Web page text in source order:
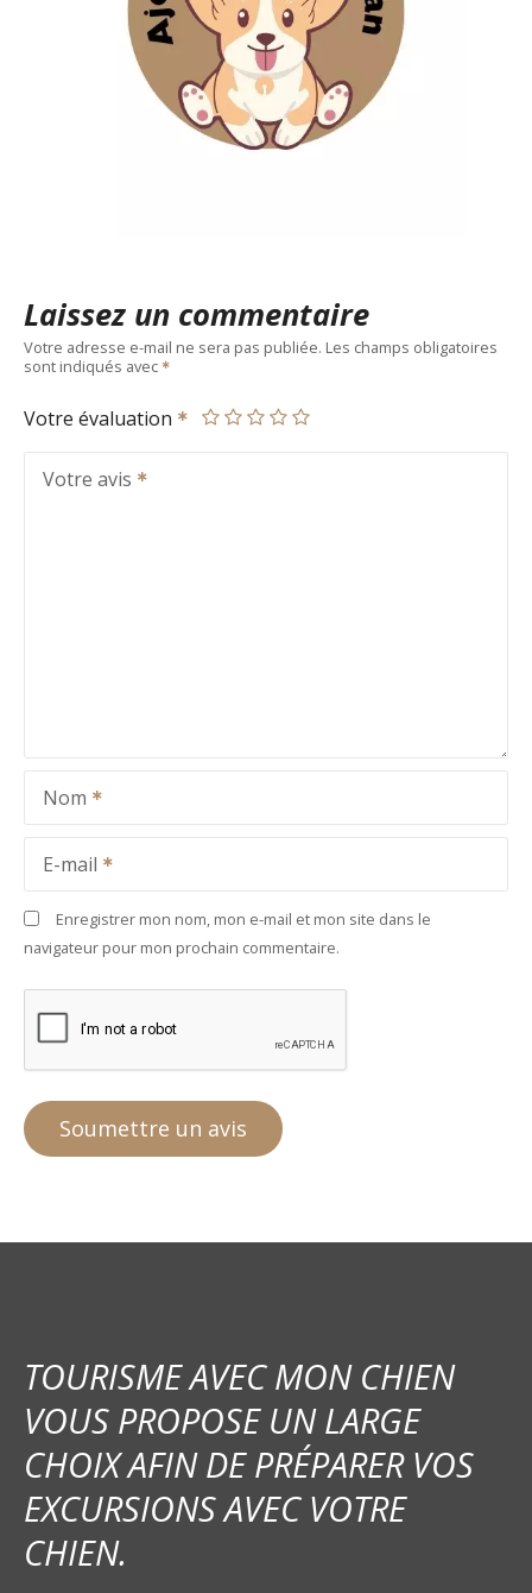
Laissez un commentaire
Votre adresse e-mail ne sera pas publiée. Les champs obligatoires
sont indiqués avec
Votre évaluation
Votre avis
Nom
E-mail
Enregistrer mon nom, mon e-mail et mon site dans le
navigateur pour mon prochain commentaire.
TOURISME AVEC MON CHIEN
VOUS PROPOSE UN LARGE
CHOIX AFIN DE PRÉPARER VOS
EXCURSIONS AVEC VOTRE
CHIEN.